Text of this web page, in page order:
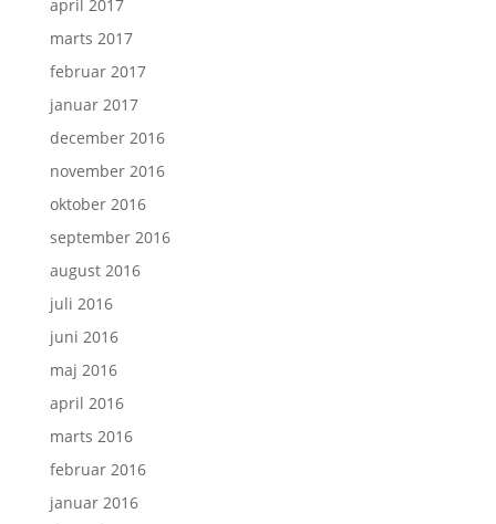
april 2017
marts 2017
februar 2017
januar 2017
december 2016
november 2016
oktober 2016
september 2016
august 2016
juli 2016
juni 2016
maj 2016
april 2016
marts 2016
februar 2016
januar 2016